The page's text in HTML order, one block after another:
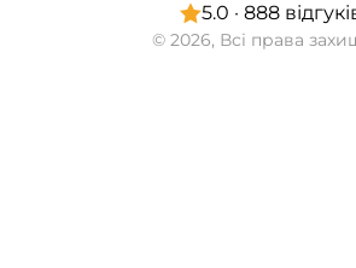
© 2026, Всі права
5.0 · 888